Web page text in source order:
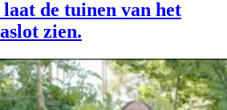
de tuinen van het
zien.